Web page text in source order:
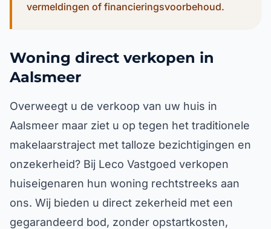
vermeldingen of financieringsvoorbehoud.
Woning direct verkopen in
Aalsmeer
Overweegt u de verkoop van uw huis in
Aalsmeer maar ziet u op tegen het traditionele
makelaarstraject met talloze bezichtigingen en
onzekerheid? Bij Leco Vastgoed verkopen
huiseigenaren hun woning rechtstreeks aan
ons. Wij bieden u direct zekerheid met een
gegarandeerd bod, zonder opstartkosten,